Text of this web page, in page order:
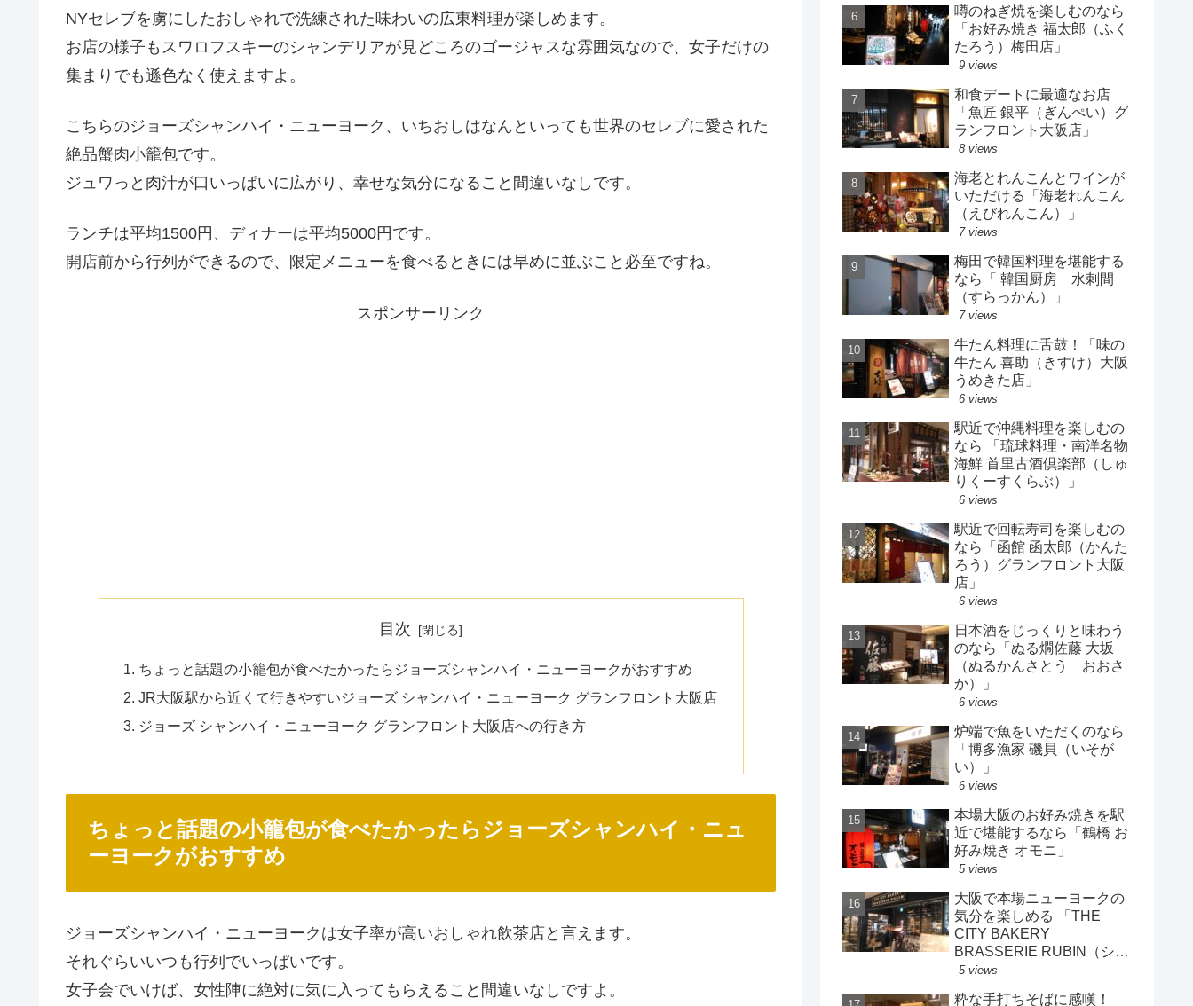
NYセレブを虜にしたおしゃれで洗練された味わいの広東料理が楽しめます。
お店の様子もスワロフスキーのシャンデリアが見どころのゴージャスな雰囲気なので、女子だけの
集まりでも遜色なく使えますよ。
こちらのジョーズシャンハイ・ニューヨーク、いちおしはなんといっても世界のセレブに愛された
絶品蟹肉小籠包です。
ジュワっと肉汁が口いっぱいに広がり、幸せな気分になること間違いなしです。
ランチは平均1500円、ディナーは平均5000円です。
開店前から行列ができるので、限定メニューを食べるときには早めに並ぶこと必至ですね。
スポンサーリンク
目次
ちょっと話題の小籠包が食べたかったらジョーズシャンハイ・ニューヨークがおすすめ
JR大阪駅から近くて行きやすいジョーズ シャンハイ・ニューヨーク グランフロント大阪店
ジョーズ シャンハイ・ニューヨーク グランフロント大阪店への行き方
ちょっと話題の小籠包が食べたかったらジョーズシャンハイ・ニュ
ーヨークがおすすめ
ジョーズシャンハイ・ニューヨークは女子率が高いおしゃれ飲茶店と言えます。
それぐらいいつも行列でいっぱいです。
女子会でいけば、女性陣に絶対に気に入ってもらえること間違いなしですよ。
噂のねぎ焼を楽しむのなら
「お好み焼き 福太郎（ふく
たろう）梅田店」
9 views
和食デートに最適なお店
「魚匠 銀平（ぎんぺい）グ
ランフロント大阪店」
8 views
海老とれんこんとワインが
いただける「海老れんこん
（えびれんこん）」
7 views
梅田で韓国料理を堪能する
なら「 韓国厨房 水剌間
（すらっかん）」
7 views
牛たん料理に舌鼓！「味の
牛たん 喜助（きすけ）大阪
うめきた店」
6 views
駅近で沖縄料理を楽しむの
なら 「琉球料理・南洋名物
海鮮 首里古酒倶楽部（しゅ
りくーすくらぶ）」
6 views
駅近で回転寿司を楽しむの
なら「函館 函太郎（かんた
ろう）グランフロント大阪
店」
6 views
日本酒をじっくりと味わう
のなら「ぬる燗佐藤 大坂
（ぬるかんさとう おおさ
か）」
6 views
炉端で魚をいただくのなら
「博多漁家 磯貝（いそが
い）」
6 views
本場大阪のお好み焼きを駅
近で堪能するなら「鶴橋 お
好み焼き オモニ」
5 views
大阪で本場ニューヨークの
気分を楽しめる 「THE
CITY BAKERY
BRASSERIE RUBIN（シテ
ィ ベーカリー ブラッスリ
5 views
粋な手打ちそばに感嘆！